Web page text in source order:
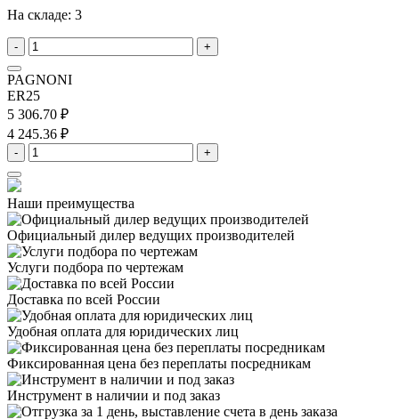
На складе: 3
- +
PAGNONI
ER25
5 306.70 ₽
4 245.36 ₽
- +
Наши преимущества
Официальный дилер ведущих производителей
Услуги подбора по чертежам
Доставка по всей России
Удобная оплата для юридических лиц
Фиксированная цена без переплаты посредникам
Инструмент в наличии и под заказ